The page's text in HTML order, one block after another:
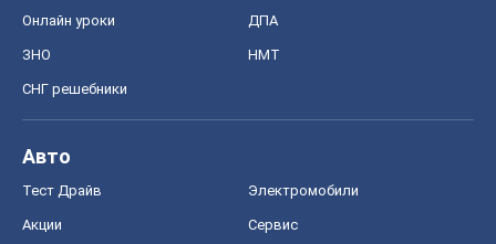
Онлайн уроки ДПА
ЗНО НМТ
СНГ решебники
Авто
Тест Драйв Электромобили
Акции Сервис